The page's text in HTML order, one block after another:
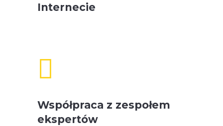
Internecie

Współpraca z zespołem
ekspertów